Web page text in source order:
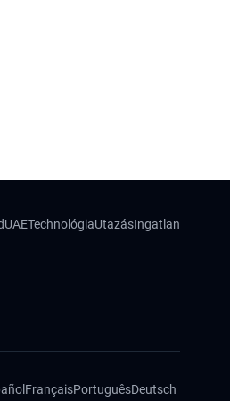
UAETechnológiaUtazásIngatlan
FrançaisPortuguêsDeutsch